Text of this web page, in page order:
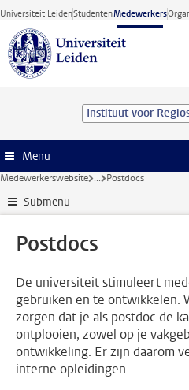
Ga direct naar de inhoud
Universiteit LeidenStudentenMedewerkers
Instituut voor
Menu
Medewerkerswebsite ... Postdocs
Submenu
Postdocs
De universiteit stimuleert
gebruiken en te ontwikkelen.
zorgen dat je als postdoc de
ontplooien, zowel op je
ontwikkeling. Er zijn daarom
interne opleidingen.